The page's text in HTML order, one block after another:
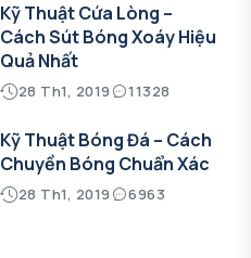
Kỹ Thuật Cứa Lòng –
Cách Sút Bóng Xoáy Hiệu
Quả Nhất
28 Th1, 2019 11328
Kỹ Thuật Bóng Đá – Cách
Chuyền Bóng Chuẩn Xác
28 Th1, 2019 6963